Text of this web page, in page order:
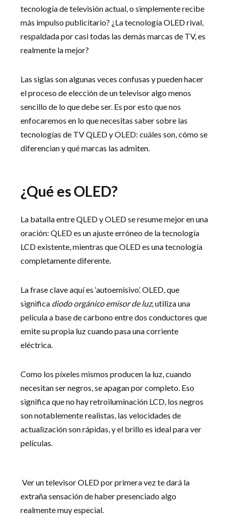
tecnología de televisión actual, o simplemente recibe
más impulso publicitario? ¿La tecnología OLED rival,
respaldada por casi todas las demás marcas de TV, es
realmente la mejor?
Las siglas son algunas veces confusas y pueden hacer
el proceso de elección de un televisor algo menos
sencillo de lo que debe ser. Es por esto que nos
enfocaremos en lo que necesitas saber sobre las
tecnologías de TV QLED y OLED: cuáles son, cómo se
diferencian y qué marcas las admiten.
¿Qué es OLED?
La batalla entre QLED y OLED se resume mejor en una
oración: QLED es un ajuste erróneo de la tecnología
LCD existente, mientras que OLED es una tecnología
completamente diferente.
La frase clave aquí es ‘autoemisivo’. OLED, que
significa diodo orgánico emisor de luz, utiliza una
película a base de carbono entre dos conductores que
emite su propia luz cuando pasa una corriente
eléctrica.
Como los píxeles mismos producen la luz, cuando
necesitan ser negros, se apagan por completo. Eso
significa que no hay retroiluminación LCD, los negros
son notablemente realistas, las velocidades de
actualización son rápidas, y el brillo es ideal para ver
películas.
Ver un televisor OLED por primera vez te dará la
extraña sensación de haber presenciado algo
realmente muy especial.